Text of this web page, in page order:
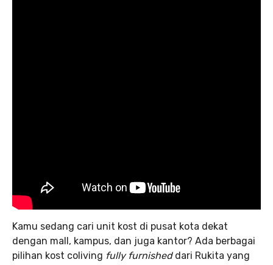
Kamu sedang cari unit kost di pusat kota dekat
dengan mall, kampus, dan juga kantor? Ada berbagai
pilihan kost coliving fully furnished dari Rukita yang